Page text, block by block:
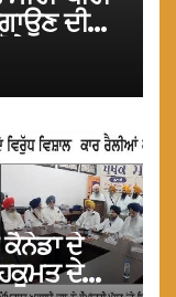
ਦੀ
: ਮਾਨ
ਦੇ
ਦੇ